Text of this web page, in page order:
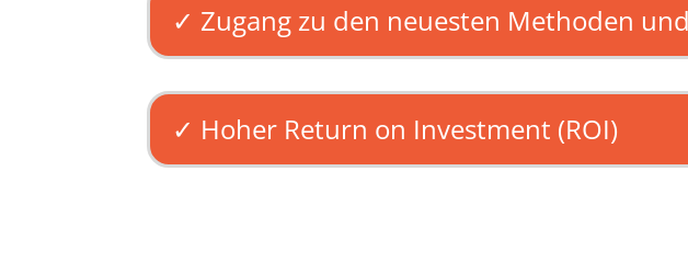
✓ Zugang zu den neuesten Methoden
✓ Hoher Return on Investment (ROI)